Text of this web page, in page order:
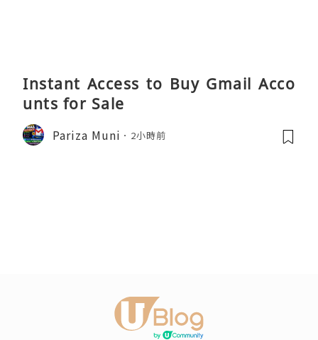
Instant Access to Buy Gmail Acco
unts for Sale
Pariza Muni 2小時前